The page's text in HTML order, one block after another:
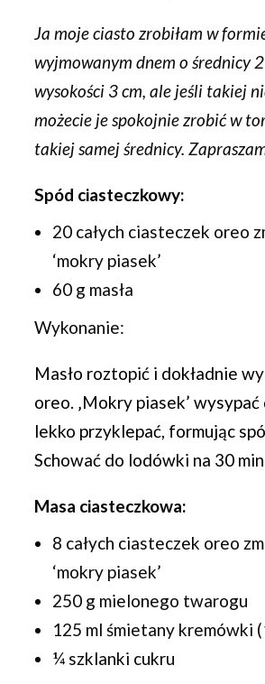
Ja moje ciasto zrobiłam w
wyjmowanym dnem o średnicy
wysokości 3 cm, ale jeśli takiej
możecie je spokojnie zrobić w
takiej samej średnicy.
Spód ciasteczkowy:
20 całych ciasteczek oreo
‘mokry piasek’
60 g masła
Wykonanie:
Masło roztopić i dokładnie
oreo. ‚Mokry piasek’
lekko przyklepać, formując
Schować do lodówki na 30
Masa ciasteczkowa:
8 całych ciasteczek oreo
‘mokry piasek’
250 g mielonego twarogu
125 ml śmietany kremówki
¼ szklanki cukru